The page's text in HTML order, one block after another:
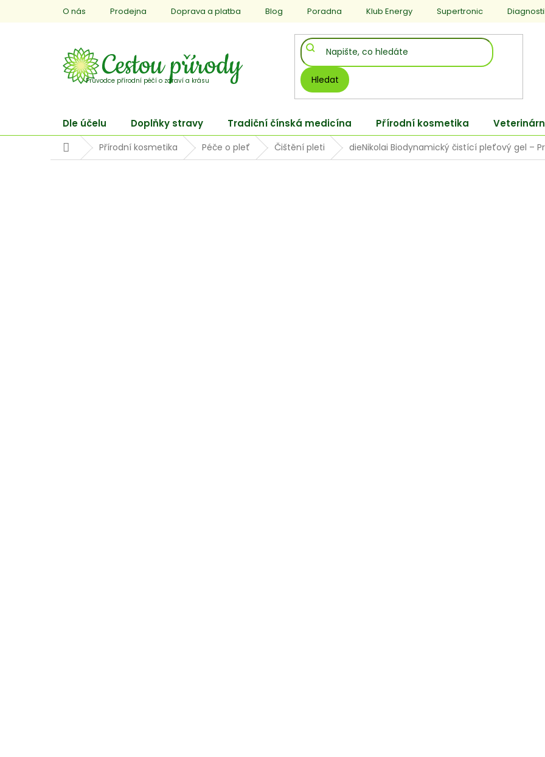
O nás Prodejna Doprava a platba Blog Poradna Klub Energy Supertronic
Hledat
Dle účelu Doplňky stravy Tradiční čínská medicína Přírodní kosmetika
DomůPřírodní kosmetika Péče o pleť Čištění pleti dieNikolai Biodynamický čistící pleťový gel –